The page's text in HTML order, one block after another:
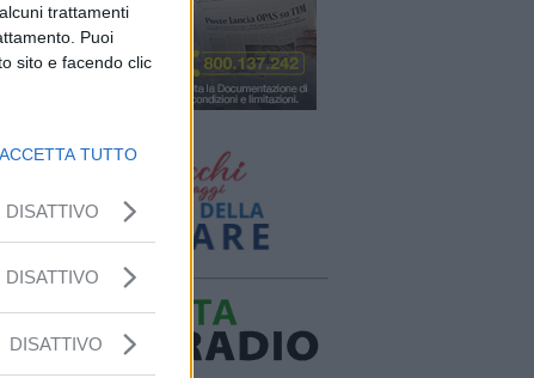
trattamenti
Puoi
sito e facendo clic
ACCETTA TUTTO
DISATTIVO
DISATTIVO
DISATTIVO